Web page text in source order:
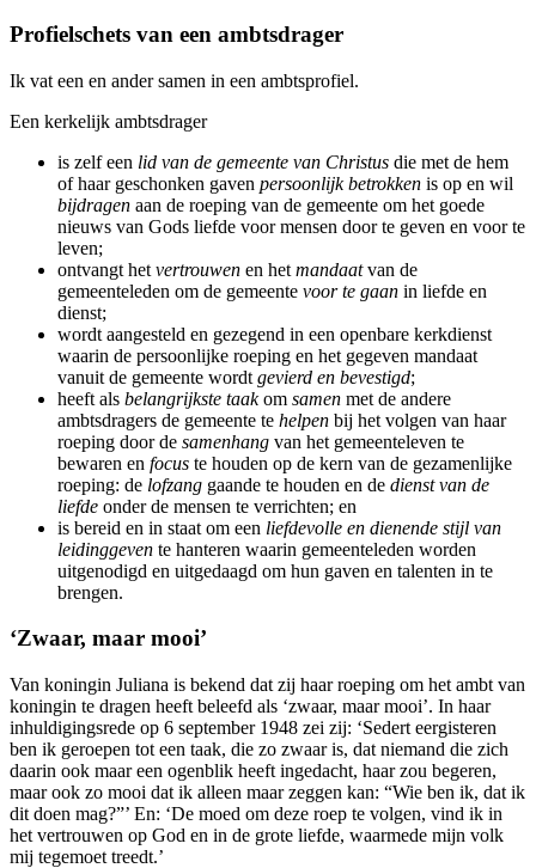
Profielschets van een ambtsdrager
Ik vat een en ander samen in een ambtsprofiel.
Een kerkelijk ambtsdrager
is zelf een lid van de gemeente van Christus die met de hem
of haar geschonken gaven persoonlijk betrokken is op en wil
bijdragen aan de roeping van de gemeente om het goede
nieuws van Gods liefde voor mensen door te geven en voor te
leven;
ontvangt het vertrouwen en het mandaatvan de
gemeenteleden om de gemeente voor te gaan in liefde en
dienst;
wordt aangesteld en gezegend in een openbare kerkdienst
waarin de persoonlijke roeping en het gegeven mandaat
vanuit de gemeente wordt gevierd en bevestigd;
heeft als belangrijkste taakom samen met de andere
ambtsdragers de gemeente te helpen bij het volgen van haar
roeping door de samenhang van het gemeenteleven te
bewaren en focus te houden op de kern van de gezamenlijke
roeping: de lofzang gaande te houden en de dienst van de
liefde onder de mensen te verrichten; en
is bereid en in staat om een liefdevolle en dienende stijl van
leidinggeven te hanteren waarin gemeenteleden worden
uitgenodigd en uitgedaagd om hun gaven en talenten in te
brengen.
‘Zwaar, maar mooi’
Van koningin Juliana is bekend dat zij haar roeping om het ambt van
koningin te dragen heeft beleefd als ‘zwaar, maar mooi’. In haar
inhuldigingsrede op 6 september 1948 zei zij: ‘Sedert eergisteren
ben ik geroepen tot een taak, die zo zwaar is, dat niemand die zich
daarin ook maar een ogenblik heeft ingedacht, haar zou begeren,
maar ook zo mooi dat ik alleen maar zeggen kan: “Wie ben ik, dat ik
dit doen mag?”’ En: ‘De moed om deze roep te volgen, vind ik in
het vertrouwen op God en in de grote liefde, waarmede mijn volk
mij tegemoet treedt.’